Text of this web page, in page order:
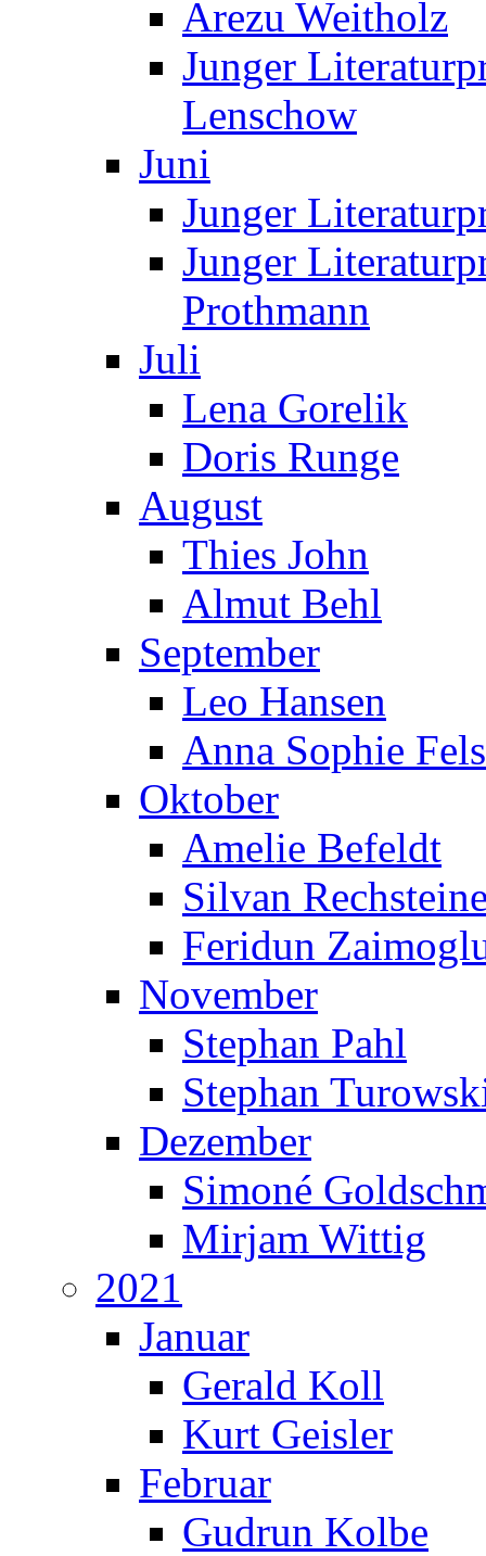
Arezu Weitholz
Junger
Lenschow
Juni
Junger
Junger
Prothmann
Juli
Lena Gorelik
Doris Runge
August
Thies John
Almut Behl
September
Leo Hansen
Anna Sophie
Oktober
Amelie Befeldt
Silvan
Feridun
November
Stephan Pahl
Stephan
Dezember
Simoné
Mirjam Wittig
2021
Januar
Gerald Koll
Kurt Geisler
Februar
Gudrun Kolbe